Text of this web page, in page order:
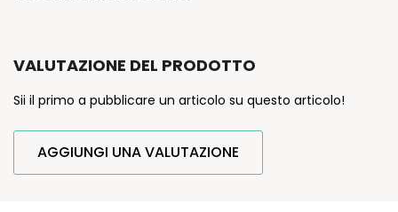
VALUTAZIONE DEL PRODOTTO
Sii il primo a pubblicare un articolo su questo articolo!
AGGIUNGI UNA VALUTAZIONE